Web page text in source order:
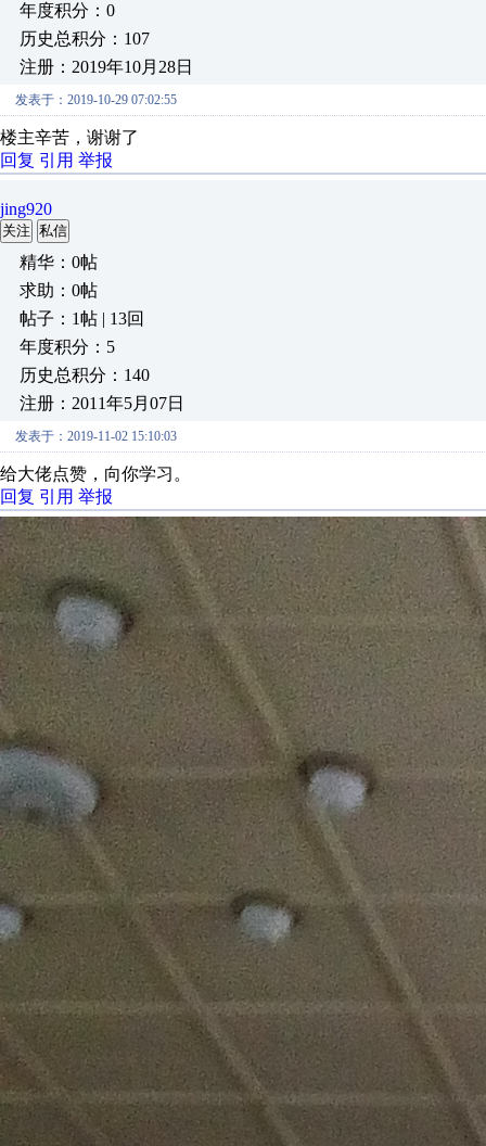
年度积分：0
历史总积分：107
注册：2019年10月28日
发表于：2019-10-29 07:02:55
楼主辛苦，谢谢了
回复 引用 举报
jing920
关注 私信
精华：0帖
求助：0帖
帖子：1帖 | 13回
年度积分：5
历史总积分：140
注册：2011年5月07日
发表于：2019-11-02 15:10:03
给大佬点赞，向你学习。
回复 引用 举报